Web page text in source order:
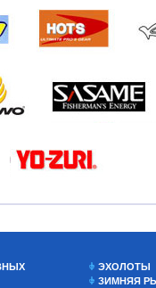
ЭХОЛОТЫ
ЗИМНЯЯ